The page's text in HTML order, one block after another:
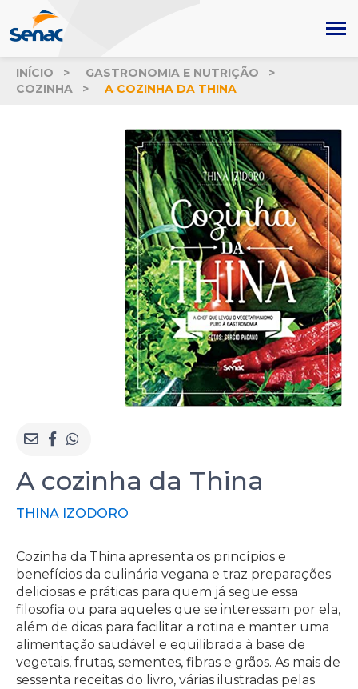
INÍCIO
GASTRONOMIA E NUTRIÇÃO
COZINHA
A COZINHA DA THINA
A cozinha da Thina
THINA IZODORO
Cozinha da Thina apresenta os princípios e
benefícios da culinária vegana e traz preparações
deliciosas e práticas para quem já segue essa
filosofia ou para aqueles que se interessam por ela,
além de dicas para facilitar a rotina e manter uma
alimentação saudável e equilibrada à base de
vegetais, frutas, sementes, fibras e grãos. As mais de
sessenta receitas do livro, várias ilustradas pelas